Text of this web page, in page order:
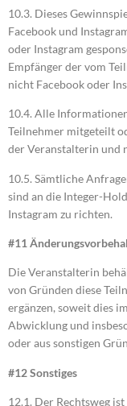
10.3. Dieses
Facebook und
oder Instagram
Empfänger der vom
nicht Facebook oder
10.4. Alle
Teilnehmer mitgeteilt
der Veranstalterin und
10.5. Sämtliche
sind an die Integer-
Instagram zu richten.
#11
Die Veranstalterin
von Gründen diese
ergänzen, soweit dies
Abwicklung und
oder aus sonstigen
#12 Sonstiges
12.1. Der Rechtsweg ist